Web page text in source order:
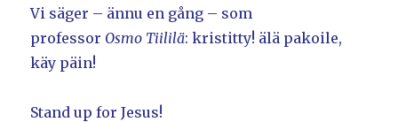
Vi säger – ännu en gång – som
professor Osmo Tiililä: kristitty! älä pakoile,
käy päin!
Stand up for Jesus!